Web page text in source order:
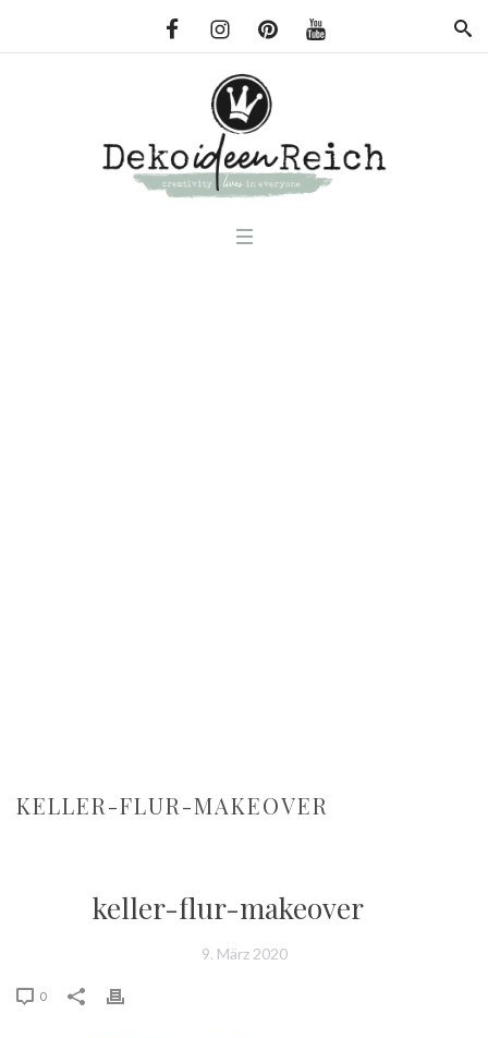
KELLER-FLUR-MAKEOVER
keller-flur-makeover
9. März 2020
0